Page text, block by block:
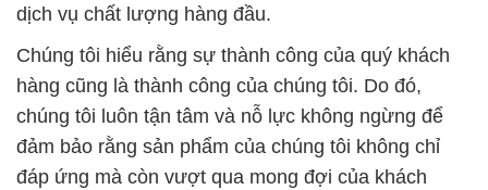
dịch vụ chất lượng hàng đầu.
Chúng tôi hiểu rằng sự thành công của quý khách
hàng cũng là thành công của chúng tôi. Do đó,
chúng tôi luôn tận tâm và nỗ lực không ngừng để
đảm bảo rằng sản phẩm của chúng tôi không chỉ
đáp ứng mà còn vượt qua mong đợi của khách